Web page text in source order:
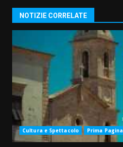
NOTIZIE CORRELATE
Cultura e Spettacolo Prima Pagina